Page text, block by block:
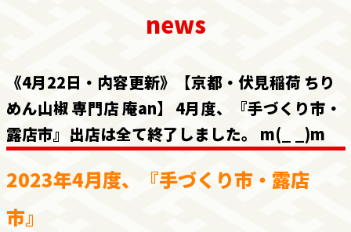
《4月22日・内容更新》【京都・伏見稲荷 ちり
めん山椒 専門店 庵an】 4月度、『手づくり市・
露店市』出店は全て終了しました。 m(_ _)m
2023年4月度、『手づくり市・露店
市』